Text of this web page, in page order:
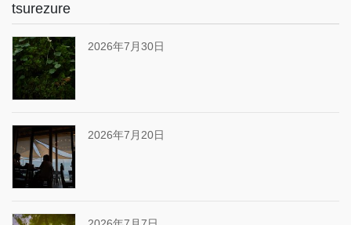
tsurezure
2026年7月30日
2026年7月20日